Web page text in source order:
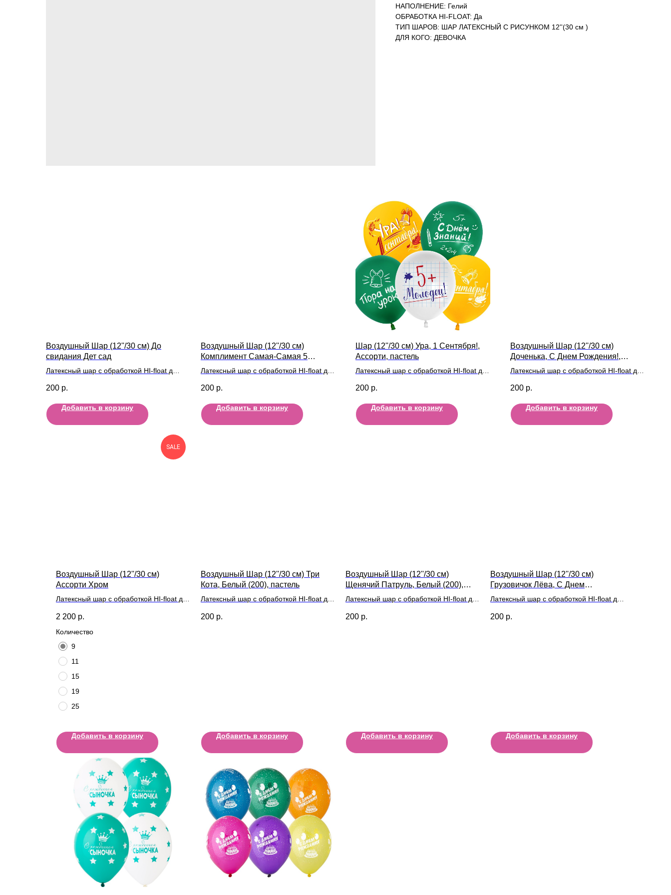
НАПОЛНЕНИЕ: Гелий
ОБРАБОТКА HI-FLOAT: Да
ТИП ШАРОВ: ШАР ЛАТЕКСНЫЙ С РИСУНКОМ 12''(30 см )
ДЛЯ КОГО: ДЕВОЧКА
Воздушный Шар (12''/30 см) До
свидания Дет сад
Латексный шар с обработкой HI-float для
200 р.
Добавить в корзину
Воздушный Шар (12''/30 см)
Комплимент Самая-Самая 5
дизайнов
Латексный шар с обработкой HI-float для
200 р.
Добавить в корзину
Шар (12''/30 см) Ура, 1 Сентября!,
Ассорти, пастель
Латексный шар с обработкой HI-float для
200 р.
Добавить в корзину
Воздушный Шар (12''/30 см)
Доченька, С Днем Рождения!,
Хрустальные короны, Розовый,
Латексный шар с обработкой HI-float для
200 р.
Добавить в корзину
SALE
Воздушный Шар (12''/30 см)
Ассорти Хром
Латексный шар с обработкой HI-float для
2 200 р.
Количество
9
11
15
19
25
Добавить в корзину
Воздушный Шар (12''/30 см) Три
Кота, Белый (200), пастель
Латексный шар с обработкой HI-float для
200 р.
Добавить в корзину
Воздушный Шар (12''/30 см)
Щенячий Патруль, Белый (200),
пастель
Латексный шар с обработкой HI-float для
200 р.
Добавить в корзину
Воздушный Шар (12''/30 см)
Грузовичок Лёва, С Днем
Рождения!, Белый (200)
Латексный шар с обработкой HI-float для
200 р.
Добавить в корзину